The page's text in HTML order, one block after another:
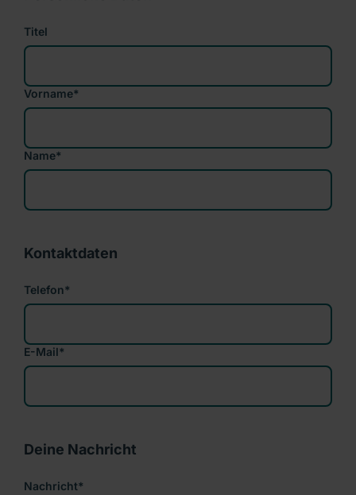
Titel
Vorname*
Name*
Kontaktdaten
Telefon*
E-Mail*
Deine Nachricht
Nachricht*